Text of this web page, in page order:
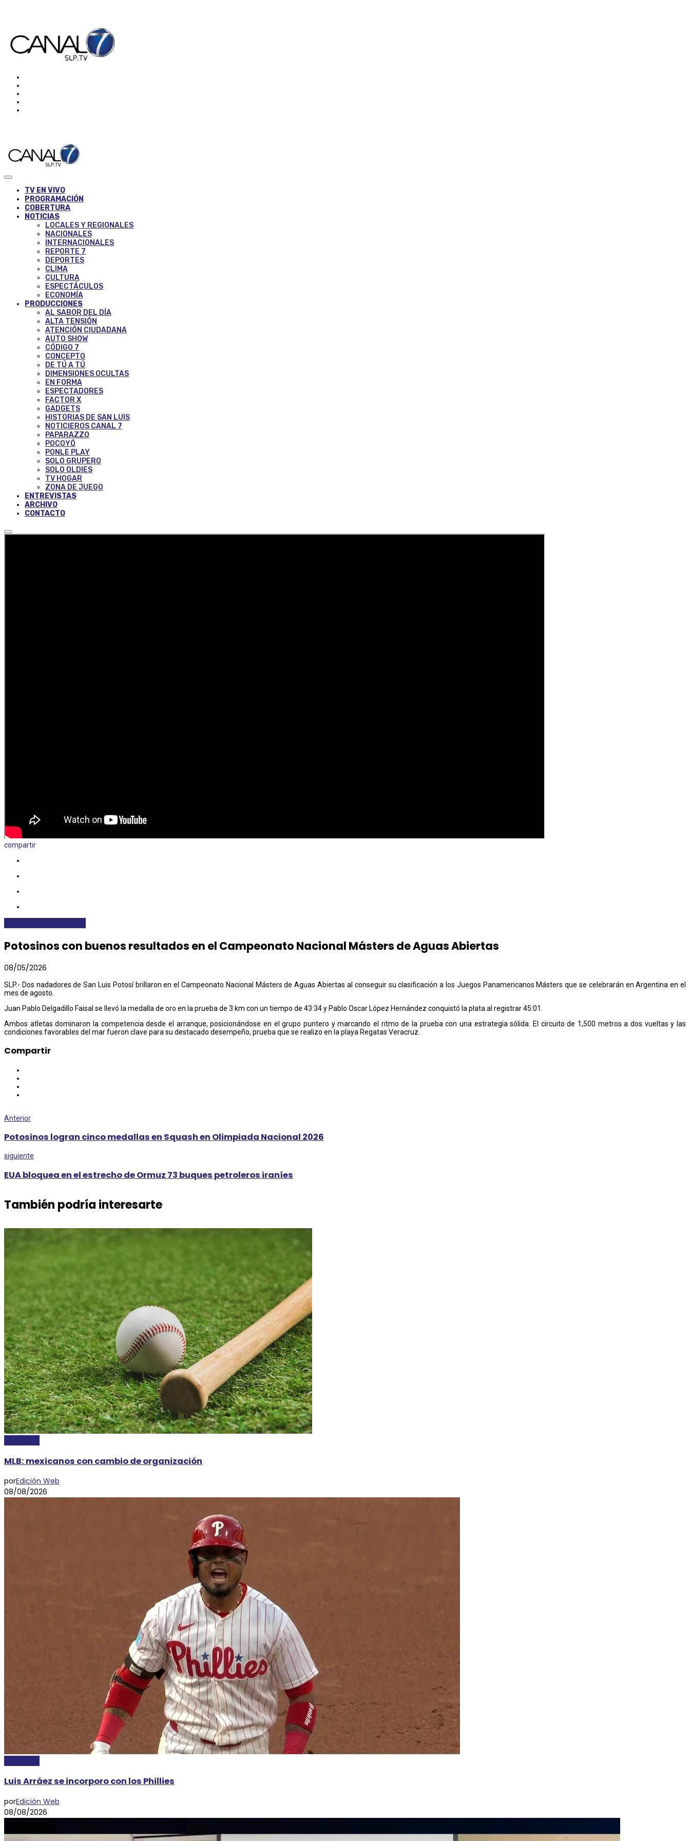
TV EN VIVO
PROGRAMACIÓN
COBERTURA
NOTICIAS
LOCALES Y REGIONALES
NACIONALES
INTERNACIONALES
REPORTE 7
DEPORTES
CLIMA
CULTURA
ESPECTÁCULOS
ECONOMÍA
PRODUCCIONES
AL SABOR DEL DÍA
ALTA TENSIÓN
ATENCIÓN CIUDADANA
AUTO SHOW
CÓDIGO 7
CONCEPTO
DE TÚ A TÚ
DIMENSIONES OCULTAS
EN FORMA
ESPECTADORES
FACTOR X
GADGETS
HISTORIAS DE SAN LUIS
NOTICIEROS CANAL 7
PAPARAZZO
POCOYÓ
PONLE PLAY
SOLO GRUPERO
SOLO OLDIES
TV HOGAR
ZONA DE JUEGO
ENTREVISTAS
ARCHIVO
CONTACTO
compartir
Potosinos con buenos resultados en el Campeonato Nacional Másters de Aguas Abiertas
08/05/2026
SLP.- Dos nadadores de San Luis Potosí brillaron en el Campeonato Nacional Másters de Aguas Abiertas al conseguir su clasificación a los Juegos Panamericanos Másters que se celebrarán en Argentina en el
mes de agosto.
Juan Pablo Delgadillo Faisal se llevó la medalla de oro en la prueba de 3 km con un tiempo de 43:34 y Pablo Oscar López Hernández conquistó la plata al registrar 45:01.
Ambos atletas dominaron la competencia desde el arranque, posicionándose en el grupo puntero y marcando el ritmo de la prueba con una estrategia sólida. El circuito de 1,500 metros a dos vueltas y las
condiciones favorables del mar fueron clave para su destacado desempeño, prueba que se realizo en la playa Regatas Veracruz.
Compartir
Anterior
Potosinos logran cinco medallas en Squash en Olimpiada Nacional 2026
siguiente
EUA bloquea en el estrecho de Ormuz 73 buques petroleros iraníes
También podría interesarte
MLB: mexicanos con cambio de organización
porEdición Web
08/08/2026
Luis Arráez se incorporo con los Phillies
porEdición Web
08/08/2026